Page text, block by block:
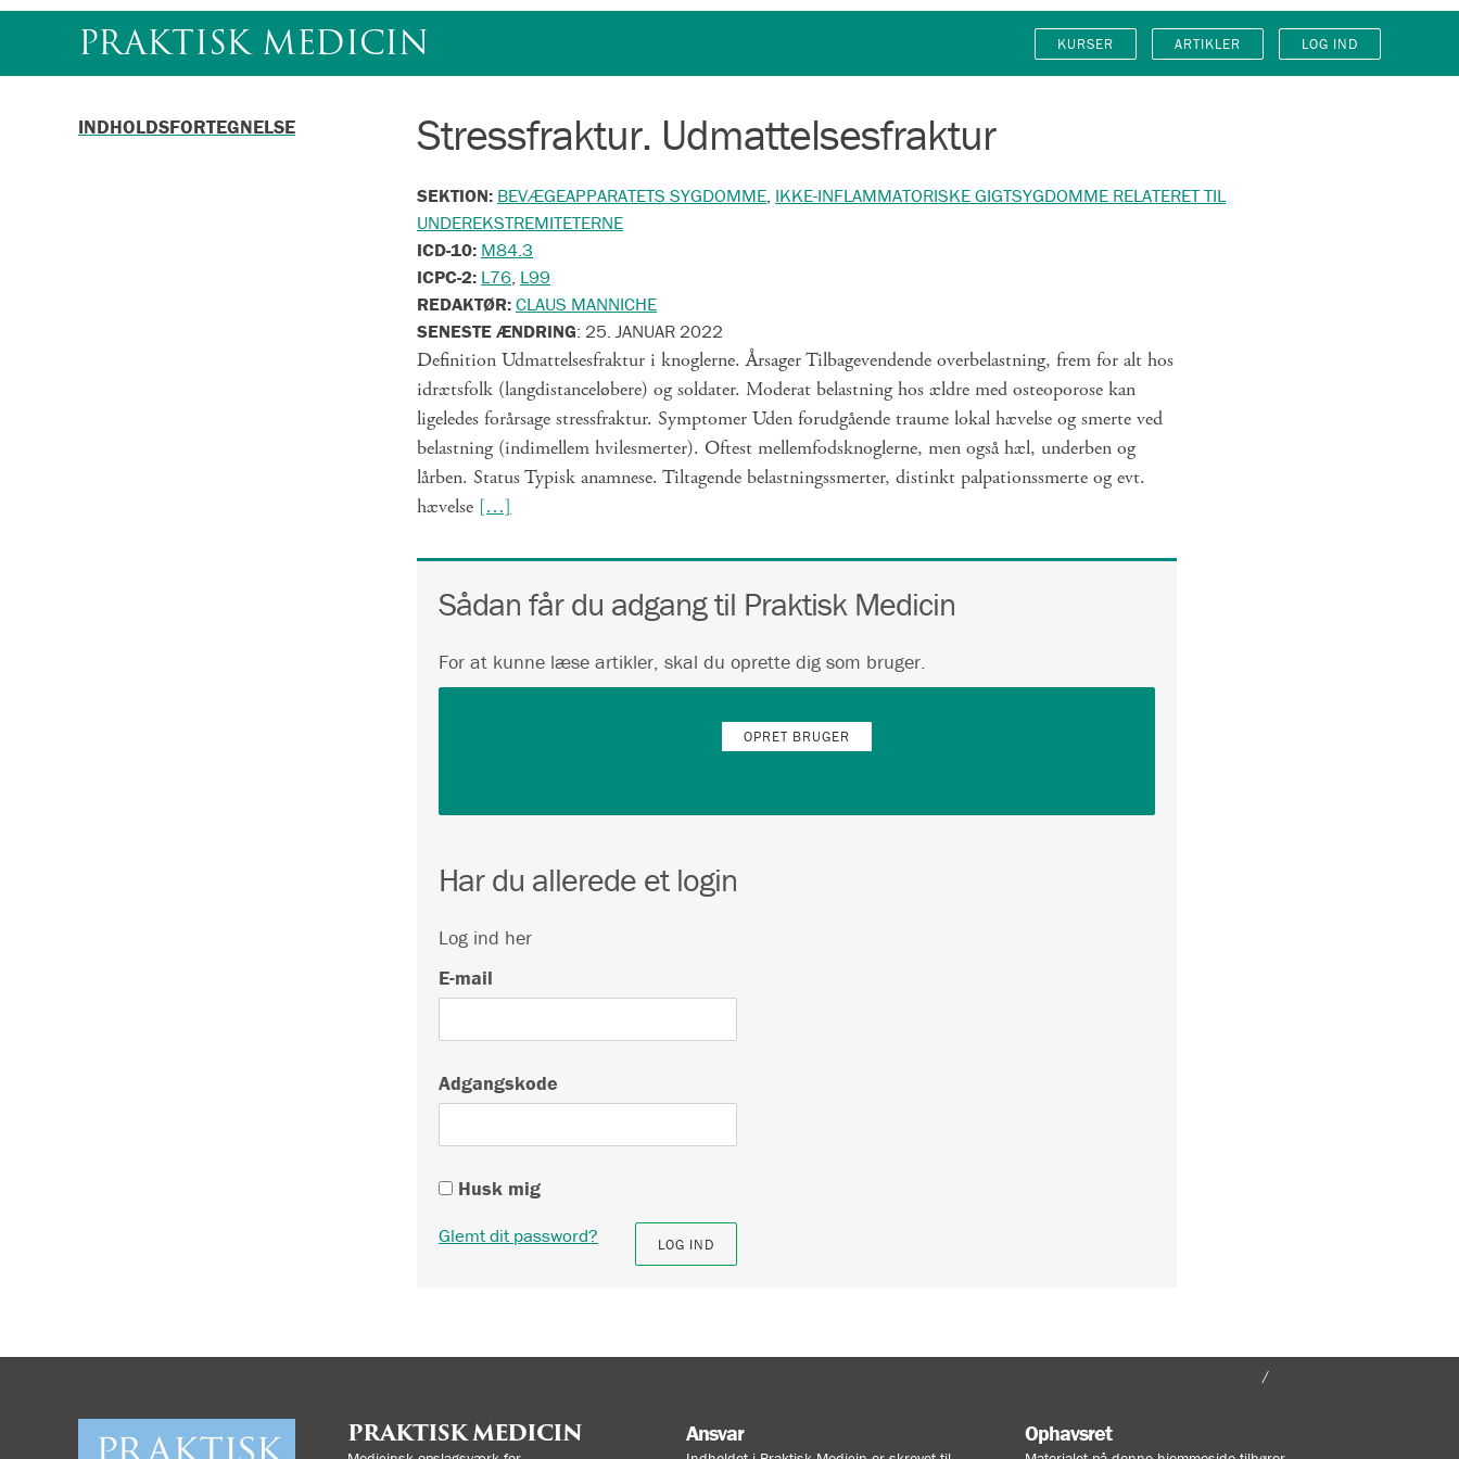
indhold
PRAKTISK MEDICIN KURSER ARTIKLER LOG IND
Stressfraktur. Udmattelsesfraktur
SEKTION: BEVÆGEAPPARATETS SYGDOMME, IKKE-INFLAMMATORISKE GIGTSYGDOMME RELATERET TIL
UNDEREKSTREMITETERNE
ICD-10: M84.3
ICPC-2: L76, L99
REDAKTØR:CLAUS MANNICHE
SENESTE ÆNDRING: 25. JANUAR 2022
Definition Udmattelsesfraktur i knoglerne. Årsager Tilbagevendende overbelastning, frem for alt hos
idrætsfolk (langdistanceløbere) og soldater. Moderat belastning hos ældre med osteoporose kan
ligeledes forårsage stressfraktur. Symptomer Uden forudgående traume lokal hævelse og smerte ved
belastning (indimellem hvile­smerter). Oftest mellemfodsknoglerne, men også hæl, underben og
lårben. Status Typisk anamnese. Tiltagende belastningssmerter, distinkt palpationssmerte og evt.
hævelse […]
Sådan får du adgang til Praktisk Medicin
For at kunne læse artikler, skal du oprette dig som bruger.
OPRET BRUGER
Har du allerede et login
Log ind her
E-mail
Adgangskode
Husk mig
Glemt dit password?
INDHOLDSFORTEGNELSE
PRAKTISK MEDICIN Ansvar Ophavsret